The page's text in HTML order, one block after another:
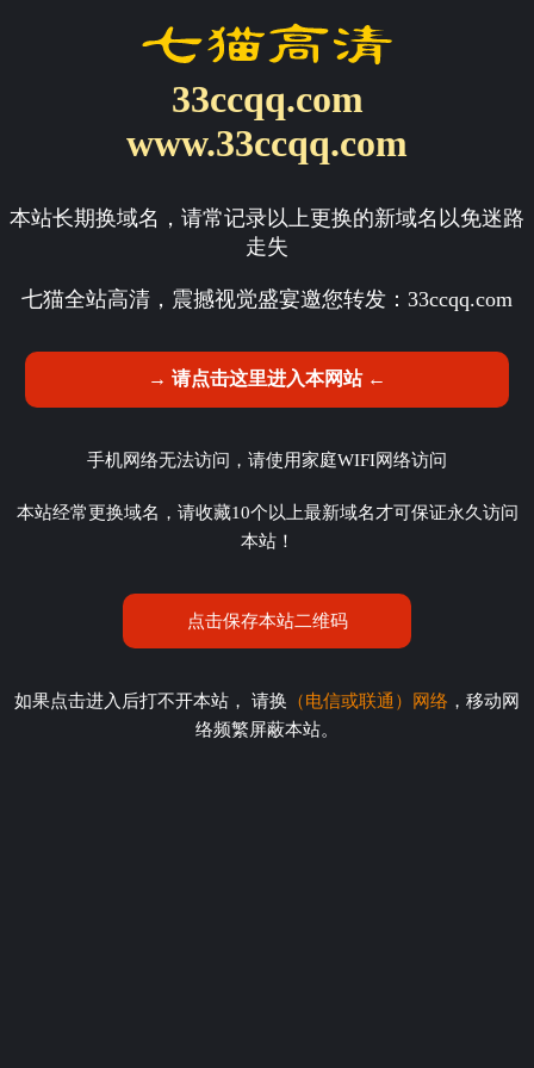
33ccqq.com
www.33ccqq.com
本站长期换域名，请常记录以上更换的新域名以免迷路
走失
七猫全站高清，震撼视觉盛宴邀您转发： 33ccqq.com
→ 请点击这里进入本网站 ←
手机网络无法访问，请使用家庭WIFI网络访问
本站经常更换域名，请收藏10个以上最新域名才可保证永久访问
本站！
点击保存本站二维码
如果点击进入后打不开本站， 请换 （电信或联通）网络 ，移动网
络频繁屏蔽本站。